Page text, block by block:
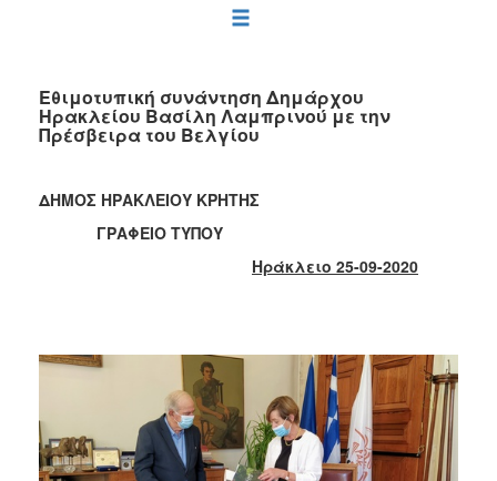
2022
2021
2019
2018
2013
2010
Εθιμοτυπική συνάντηση Δημάρχου
Ηρακλείου Βασίλη Λαμπρινού με την
Πρέσβειρα του Βελγίου
ΔΗΜΟΣ ΗΡΑΚΛΕΙΟΥ ΚΡΗΤΗΣ
ΓΡΑΦΕΙΟ ΤΥΠΟΥ
Ηράκλειο 25-09-2020